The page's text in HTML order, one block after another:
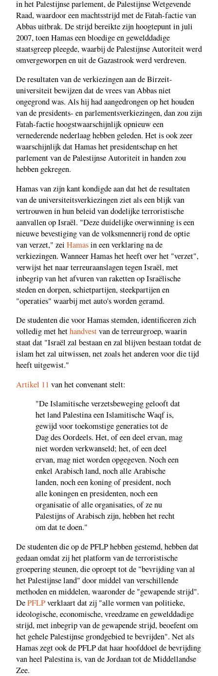
in het Palestijnse parlement, de Palestijnse Wetgevende
Raad, waardoor een machtsstrijd met de Fatah-factie van
Abbas uitbrak. De strijd bereikte zijn hoogtepunt in juli
2007, toen Hamas een bloedige en gewelddadige
staatsgreep pleegde, waarbij de Palestijnse Autoriteit werd
omvergeworpen en uit de Gazastrook werd verdreven.
De resultaten van de verkiezingen aan de Birzeit-
universiteit bewijzen dat de vrees van Abbas niet
ongegrond was. Als hij had aangedrongen op het houden
van de presidents- en parlementsverkiezingen, dan zou zijn
Fatah-factie hoogstwaarschijnlijk opnieuw een
vernederende nederlaag hebben geleden. Het is ook zeer
waarschijnlijk dat Hamas het presidentschap en het
parlement van de Palestijnse Autoriteit in handen zou
hebben gekregen.
Hamas van zijn kant kondigde aan dat het de resultaten
van de universiteitsverkiezingen ziet als een blijk van
vertrouwen in hun beleid van dodelijke terroristische
aanvallen op Israël. "Deze duidelijke overwinning is een
nieuwe bevestiging van de volksmennerij rond de optie
van verzet," zei Hamasin een verklaring na de
verkiezingen. Wanneer Hamas het heeft over het "verzet",
verwijst het naar terreuraanslagen tegen Israël, met
inbegrip van het afvuren van raketten op Israëlische
steden en dorpen, schietpartijen, steekpartijen en
"operaties" waarbij met auto's worden geramd.
De studenten die voor Hamas stemden, identificeren zich
volledig met hethandvestvan de terreurgroep, waarin
staat dat "Israël zal bestaan en zal blijven bestaan totdat de
islam het zal uitwissen, net zoals het anderen voor die tijd
heeft uitgewist."
Artikel 11 van het convenant stelt:
"De Islamitische verzetsbeweging gelooft dat
het land Palestina een Islamitische Waqf is,
gewijd voor toekomstige generaties tot de
Dag des Oordeels. Het, of een deel ervan, mag
niet worden verkwanseld; het, of een deel
ervan, mag niet worden opgegeven. Noch een
enkel Arabisch land, noch alle Arabische
landen, noch een koning of president, noch
alle koningen en presidenten, noch een
organisatie of alle organisaties, of ze nu
Palestijns of Arabisch zijn, hebben het recht
om dat te doen."
De studenten die op de PFLP hebben gestemd, hebben dat
gedaan omdat zij het platform van de terroristische
groepering steunen, die oproept tot de "bevrijding van al
het Palestijnse land" door middel van verschillende
methoden en middelen, waaronder de "gewapende strijd".
DePFLPverklaart dat zij "alle vormen van politieke,
ideologische, economische, vreedzame en gewelddadige
strijd, met inbegrip van de gewapende strijd, beoefent om
het gehele Palestijnse grondgebied te bevrijden". Net als
Hamas zegt ook de PFLP dat haar hoofddoel de bevrijding
van heel Palestina is, van de Jordaan tot de Middellandse
Zee.